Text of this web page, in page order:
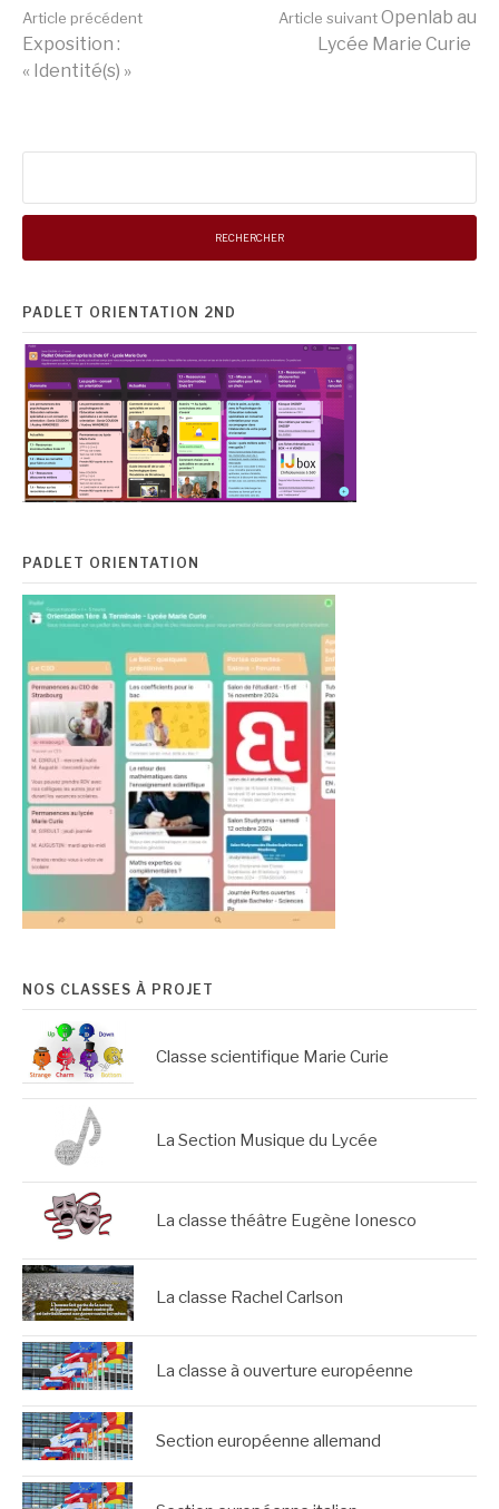
Lire
Article précédent
Exposition :
« Identité(s) »
Article suivantOpenlab au
Lycée Marie Curie
PADLET ORIENTATION 2ND
PADLET ORIENTATION
NOS CLASSES À PROJET
Classe scientifique Marie Curie
La Section Musique du Lycée
La classe théâtre Eugène Ionesco
La classe Rachel Carlson
La classe à ouverture européenne
Section européenne allemand